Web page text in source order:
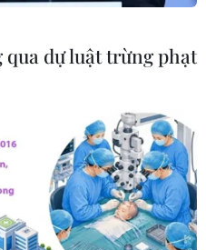
NAM
dự luật trừng phạt